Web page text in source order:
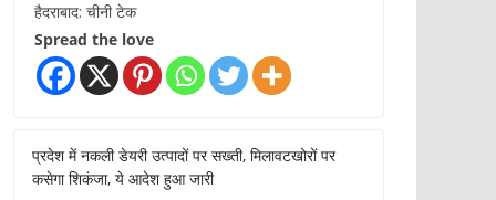
हैदराबाद: चीनी टेक
Spread the love
प्रदेश में नकली डेयरी उत्पादों पर सख्ती, मिलावटखोरों पर
कसेगा शिकंजा, ये आदेश हुआ जारी